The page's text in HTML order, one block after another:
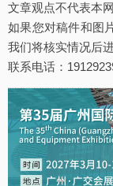
文章观点不代表本
如果您对稿件和图
我们将核实情况后
联系电话：